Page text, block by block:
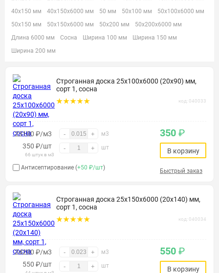
40х150 мм
40х150х6000 мм 50 мм 50х100 мм
50х100х6000 мм
50х150 мм
50х150х6000 мм 50х200 мм
50х200х6000 мм
Длина 6000 мм
Сосна Ширина 100 мм
Ширина 150 мм
Ширина 200 мм
Строганная доска 25х100х6000 (20х90) мм,
сорт 1, сосна
код: 040033
23100 ₽/м3 - + м3
350 ₽/шт
66 штук в м3
- + шт
350 ₽
Антисептирование (+50 ₽/шт)
В корзину
Быстрый заказ
Строганная доска 25х150х6000 (20х140) мм,
сорт 1, сосна
код: 040034
24200 ₽/м3 - + м3
550 ₽/шт - + шт
550 ₽
В корзину